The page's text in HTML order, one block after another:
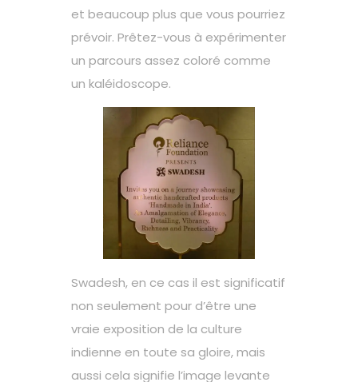
et beaucoup plus que vous pourriez
prévoir. Prêtez-vous à expérimenter
un parcours assez coloré comme
un kaléidoscope.
Swadesh, en ce cas il est significatif
non seulement pour d’être une
vraie exposition de la culture
indienne en toute sa gloire, mais
aussi cela signifie l’image levante